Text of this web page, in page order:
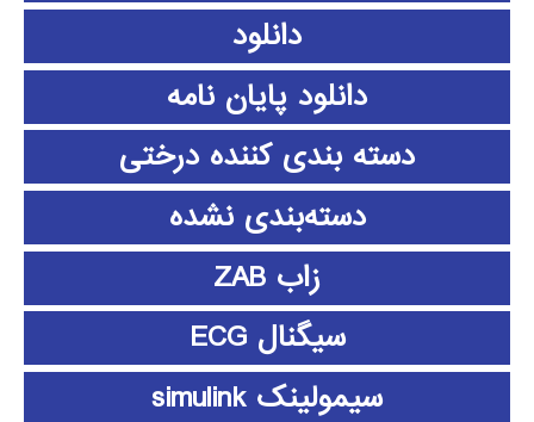
دانلود
دانلود پايان نامه
دسته بندی کننده درختی
دسته‌بندی نشده
زاب ZAB
سیگنال ECG
سیمولینک simulink